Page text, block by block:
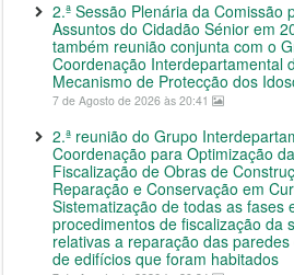
2.ª Sessão Plenária da Comissão
Assuntos do Cidadão Sénior em
também reunião conjunta com o
Coordenação Interdepartamental
Mecanismo de Protecção dos
7 de Agosto de 2026 às 20:41
2.ª reunião do Grupo
Coordenação para Optimização da
Fiscalização de Obras de
Reparação e Conservação em
Sistematização de todas as fases
procedimentos de fiscalização da
relativas a reparação das
de edifícios que foram habitados